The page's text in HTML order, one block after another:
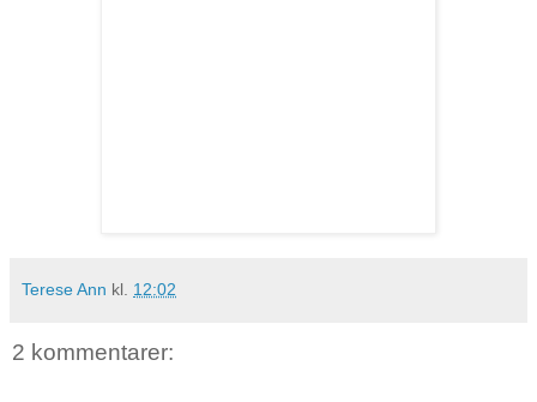
Terese Ann kl. 12:02
2 kommentarer: